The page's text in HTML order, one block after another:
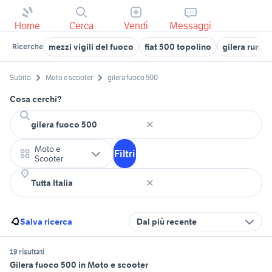
Home Cerca Vendi Messaggi
Ricerche mezzi vigili del fuoco fiat 500 topolino gilera
Subito Moto e scooter gilera fuoco 500
Cosa cerchi?
Moto e
Scooter
Filtri
Salva ricerca Dal più recente
19 risultati
Gilera fuoco 500 in Moto e scooter